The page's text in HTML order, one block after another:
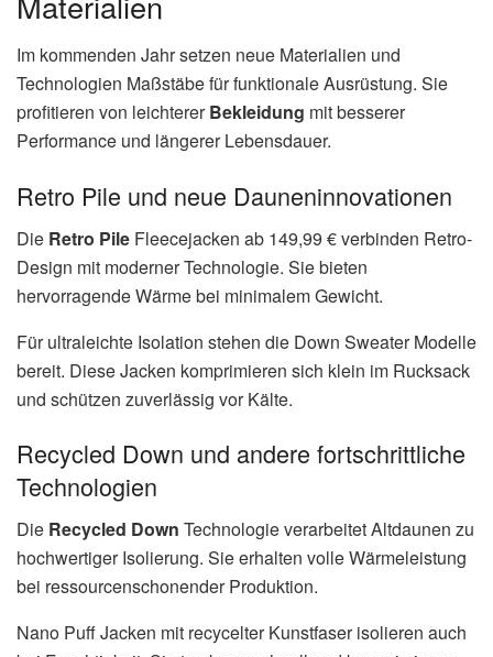
Im kommenden Jahr setzen neue Materialien und
Technologien Maßstäbe für funktionale Ausrüstung. Sie
profitieren von leichtererBekleidung mit besserer
Performance und längerer Lebensdauer.
Retro Pile und neue Dauneninnovationen
Die Retro Pile Fleecejacken ab 149,99 € verbinden Retro-
Design mit moderner Technologie. Sie bieten
hervorragende Wärme bei minimalem Gewicht.
Für ultraleichte Isolation stehen die Down Sweater Modelle
bereit. Diese Jacken komprimieren sich klein im Rucksack
und schützen zuverlässig vor Kälte.
Recycled Down und andere fortschrittliche
Technologien
Die Recycled Down Technologie verarbeitet Altdaunen zu
hochwertiger Isolierung. Sie erhalten volle Wärmeleistung
bei ressourcenschonender Produktion.
Nano Puff Jacken mit recycelter Kunstfaser isolieren auch